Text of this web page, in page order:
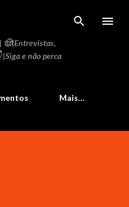
principal
🤠|Entrevistas,
e não perca
Mais…